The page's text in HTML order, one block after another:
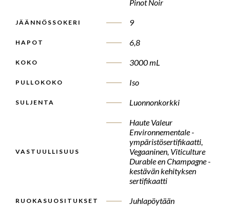
Pinot Noir
JÄÄNNÖSSOKERI 9
HAPOT 6,8
KOKO 3000 mL
PULLOKOKO Iso
SULJENTA Luonnonkorkki
VASTUULLISUUS
Haute Valeur
Environnementale -
ympäristösertifikaatti,
Vegaaninen, Viticulture
Durable en Champagne -
kestävän kehityksen
sertifikaatti
RUOKASUOSITUKSET Juhlapöytään